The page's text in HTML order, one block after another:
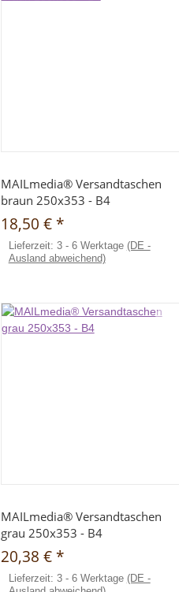
MAILmedia® Versandtaschen
braun 250x353 - B4
18,50 € *
Lieferzeit: 3 - 6 Werktage (DE -
Ausland abweichend)
MAILmedia® Versandtaschen
grau 250x353 - B4
20,38 € *
Lieferzeit: 3 - 6 Werktage (DE -